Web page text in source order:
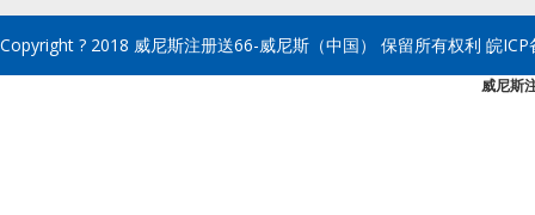
Copyright ? 2018 威尼斯注册送66-威尼斯（中国） 保留所有权利 皖
威尼斯